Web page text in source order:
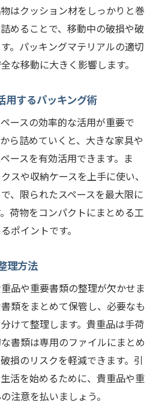
はクッション材をしっかりと巻
めることで、移動中の破損や破
。パッキングマテリアルの適切
な移動に大きく影響します。
用するパッキング術
ースの効率的な活用が重要で
ら詰めていくと、大きな家具や
ースを有効活用できます。ま
スや収納ケースを上手に使い、
、限られたスペースを最大限に
荷物をコンパクトにまとめる工
ポイントです。
理方法
品や重要書類の整理が欠かせま
類をまとめて保管し、必要なも
けて整理します。貴重品は手荷
書類は専用のファイルにまとめ
損のリスクを軽減できます。引
活を始めるために、貴重品や重
注意を払いましょう。